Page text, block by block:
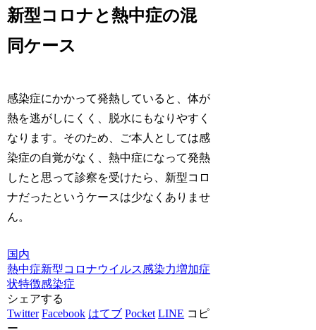
新型コロナと熱中症の混
同ケース
感染症にかかって発熱していると、体が
熱を逃がしにくく、脱水にもなりやすく
なります。そのため、ご本人としては感
染症の自覚がなく、熱中症になって発熱
したと思って診察を受けたら、新型コロ
ナだったというケースは少なくありませ
ん。
国内
熱中症新型コロナウイルス感染力増加症
状特徴感染症
シェアする
Twitter Facebook はてブ Pocket LINE コピ